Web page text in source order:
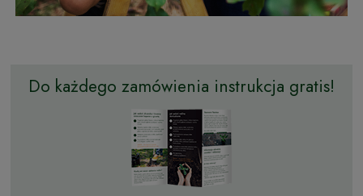
Do każdego zamówienia instrukcja gratis!